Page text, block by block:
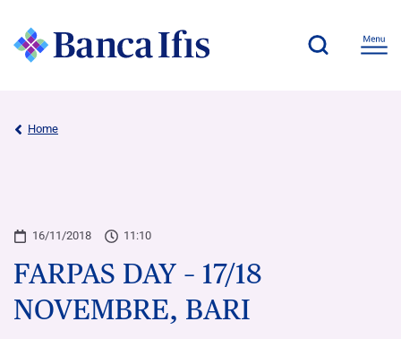
Home
16/11/2018 11:10
FARPAS DAY – 17/18
NOVEMBRE, BARI